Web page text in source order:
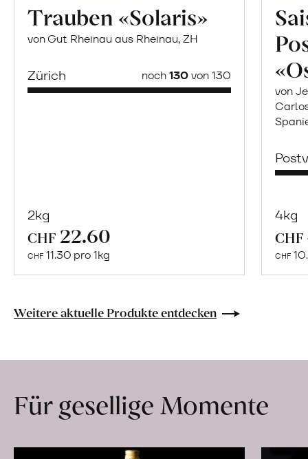
Trauben «Solaris»
von Gut Rheinau aus Rheinau, ZH
Zürich noch130von 130
2kg
CHF 22.60
CHF 11.30 pro 1kg
Naturbelassene
Lebensmittel
Hof
erfahren
von
4kg
CHF
CHF
Weitere aktuelle Produkte entdecken
Für gesellige Momente